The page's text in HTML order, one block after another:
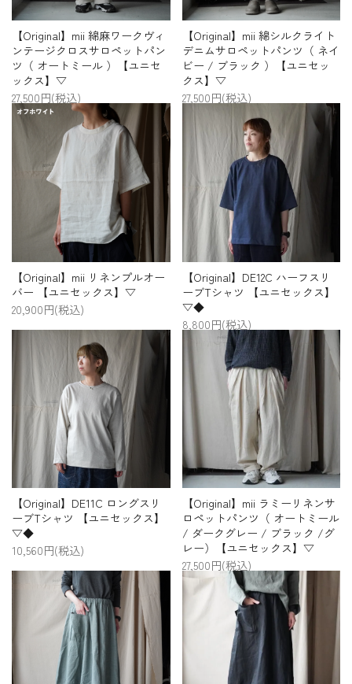
【Original】mii 綿麻ワークヴィ
ンテージクロスサロペットパン
ツ（ オートミール ）【ユニセ
ックス】▽
27,500円(税込)
【Original】mii 綿シルクライト
デニムサロペットパンツ（ ネイ
ビー / ブラック ）【ユニセッ
クス】▽
27,500円(税込)
【Original】mii リネンプルオー
バー 【ユニセックス】▽
20,900円(税込)
【Original】DE12C ハーフスリ
ーブTシャツ 【ユニセックス】
▽◆
8,800円(税込)
【Original】DE11C ロングスリ
ーブTシャツ 【ユニセックス】
▽◆
10,560円(税込)
【Original】mii ラミーリネンサ
ロペットパンツ（ オートミール
/ ダークグレー / ブラック /グ
レー）【ユニセックス】▽
27,500円(税込)